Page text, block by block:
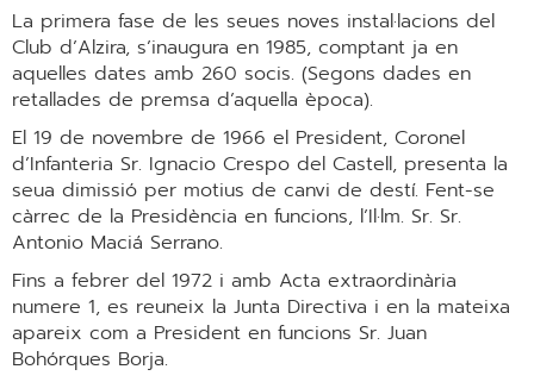
La primera fase de les seues noves instal·lacions del
Club d’Alzira, s’inaugura en 1985, comptant ja en
aquelles dates amb 260 socis. (Segons dades en
retallades de premsa d’aquella època).
El 19 de novembre de 1966 el President, Coronel
d’Infanteria Sr. Ignacio Crespo del Castell, presenta la
seua dimissió per motius de canvi de destí. Fent-se
càrrec de la Presidència en funcions, l’Il·lm. Sr. Sr.
Antonio Maciá Serrano.
Fins a febrer del 1972 i amb Acta extraordinària
numere 1, es reuneix la Junta Directiva i en la mateixa
apareix com a President en funcions Sr. Juan
Bohórques Borja.